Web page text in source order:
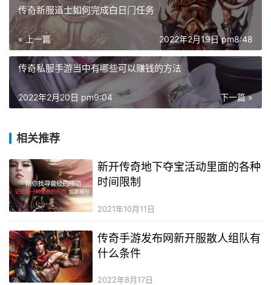
传奇新服道士如何完成白日门任务
« 上一篇 2022年2月19日 pm8:48
传奇私服手游当中有哪些可以赚钱的方法
下一篇 »
2022年2月20日 pm9:04
相关推荐
新开传奇地下夺宝活动里面的各种
时间限制
2021年10月11日
传奇手游发布网新开服散人组队有
什么条件
2022年8月17日